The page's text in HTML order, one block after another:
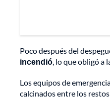
Poco después del
incendió, lo que obligó a
Los equipos de
calcinados entre los